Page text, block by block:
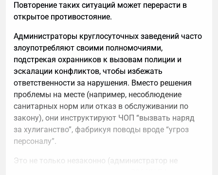
Повторение таких ситуаций может перерасти в
открытое противостояние.
Администраторы круглосуточных заведений часто
злоупотребляют своими полномочиями,
подстрекая охранников к вызовам полиции и
эскалации конфликтов, чтобы избежать
ответственности за нарушения. Вместо решения
проблемы на месте (например, несоблюдение
санитарных норм или отказ в обслуживании по
закону), они инструктируют ЧОП “вызвать наряд
за хулиганство”, фабрикуя поводы вроде “угроз
персоналу”.
Это не только незаконно (администратор не